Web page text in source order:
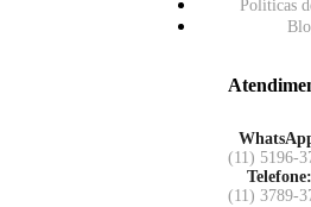
Políticas
(11) 5196-
Telefone:
(11) 3789-